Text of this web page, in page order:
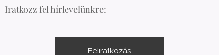
Iratkozz fel hírlevelünkre:
Feliratkozás